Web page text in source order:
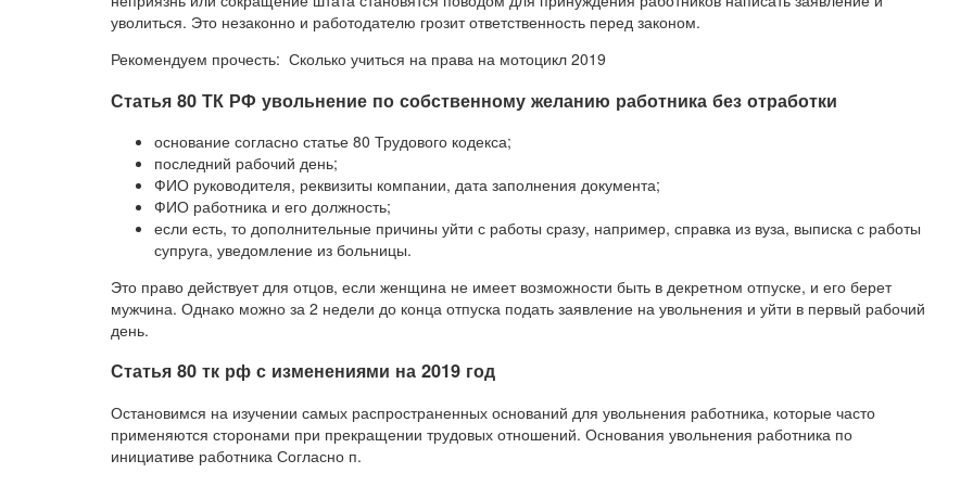
уволиться. Это незаконно и работодателю грозит ответственность перед законом.
Рекомендуем прочесть: Сколько учиться на права на мотоцикл 2019
Статья 80 ТК РФ увольнение по собственному желанию работника без отработки
основание согласно статье 80 Трудового кодекса;
последний рабочий день;
ФИО руководителя, реквизиты компании, дата заполнения документа;
ФИО работника и его должность;
если есть, то дополнительные причины уйти с работы сразу, например, справка из вуза, выписка с работы
супруга, уведомление из больницы.
Это право действует для отцов, если женщина не имеет возможности быть в декретном отпуске, и его берет
мужчина. Однако можно за 2 недели до конца отпуска подать заявление на увольнения и уйти в первый рабочий
день.
Статья 80 тк рф с изменениями на 2019 год
Остановимся на изучении самых распространенных оснований для увольнения работника, которые часто
применяются сторонами при прекращении трудовых отношений. Основания увольнения работника по
инициативе работника Согласно п.